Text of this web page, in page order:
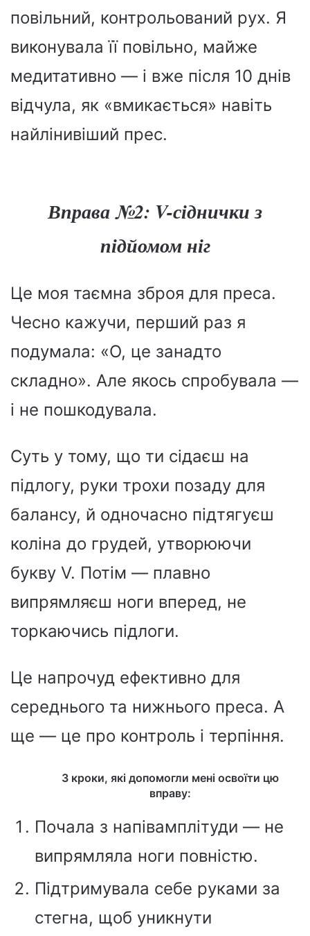
повільний, контрольований рух. Я
виконувала її повільно, майже
медитативно — і вже після 10 днів
відчула, як «вмикається» навіть
найлінивіший прес.
Вправа №2: V-сіднички з
підйомом ніг
Це моя таємна зброя для преса.
Чесно кажучи, перший раз я
подумала: «О, це занадто
складно». Але якось спробувала —
і не пошкодувала.
Суть у тому, що ти сідаєш на
підлогу, руки трохи позаду для
балансу, й одночасно підтягуєш
коліна до грудей, утворюючи
букву V. Потім — плавно
випрямляєш ноги вперед, не
торкаючись підлоги.
Це напрочуд ефективно для
середнього та нижнього преса. А
ще — це про контроль і терпіння.
3 кроки, які допомогли мені освоїти цю
вправу:
Почала з напівамплітуди — не
випрямляла ноги повністю.
Підтримувала себе руками за
стегна, щоб уникнути